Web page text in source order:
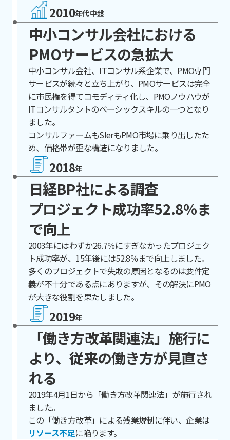
2010年代中盤
中小コンサル会社における
PMOサービスの急拡大
中小コンサル会社、ITコンサル系企業で、PMO専門
サービスが続々と立ち上がり、PMOサービスは完全
に市民権を得てコモディティ化し、PMOノウハウが
ITコンサルタントのベーシックスキルの一つとなり
ました。
コンサルファームもSIerもPMO市場に乗り出したた
め、価格帯が歪な構造になりました。
2018年
日経BP社による調査
プロジェクト成功率52.8％ま
で向上
2003年にはわずか26.7％にすぎなかったプロジェク
ト成功率が、15年後には52.8％まで向上しました。
多くのプロジェクトで失敗の原因となるのは要件定
義が不十分である点にありますが、その解決にPMO
が大きな役割を果たしました。
2019年
「働き方改革関連法」施行に
より、従来の働き方が見直さ
れる
2019年4月1日から「働き方改革関連法」が施行され
ました。
この「働き方改革」による残業規制に伴い、企業は
リソース不足に陥ります。